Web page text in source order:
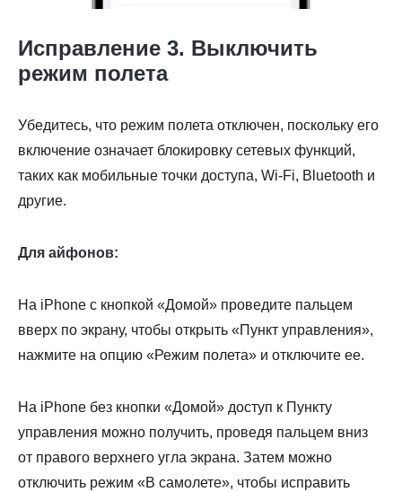
Исправление 3. Выключить
режим полета
Убедитесь, что режим полета отключен, поскольку его
включение означает блокировку сетевых функций,
таких как мобильные точки доступа, Wi-Fi, Bluetooth и
другие.
Для айфонов:
На iPhone с кнопкой «Домой» проведите пальцем
вверх по экрану, чтобы открыть «Пункт управления»,
нажмите на опцию «Режим полета» и отключите ее.
На iPhone без кнопки «Домой» доступ к Пункту
управления можно получить, проведя пальцем вниз
от правого верхнего угла экрана. Затем можно
отключить режим «В самолете», чтобы исправить